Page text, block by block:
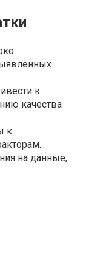
к
качества
к
на данные,